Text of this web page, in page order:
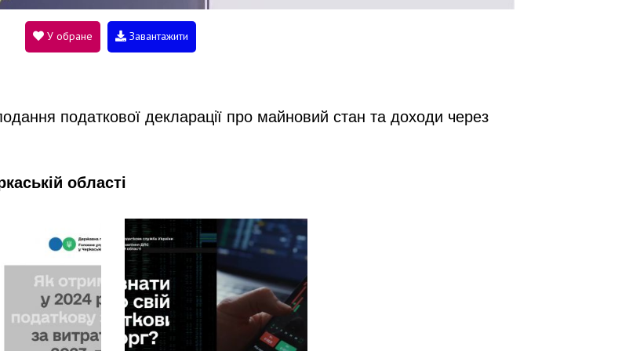
V
o
У обране Завантажити
податкової декларації про майновий стан та доходи через
області